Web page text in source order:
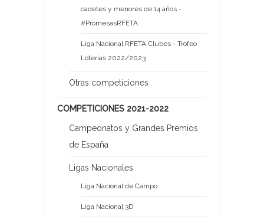
cadetes y menores de 14 años -
#PromesasRFETA
Liga Nacional RFETA Clubes - Trofeo
Loterías 2022/2023
Otras competiciones
COMPETICIONES 2021-2022
Campeonatos y Grandes Premios
de España
Ligas Nacionales
Liga Nacional de Campo
Liga Nacional 3D